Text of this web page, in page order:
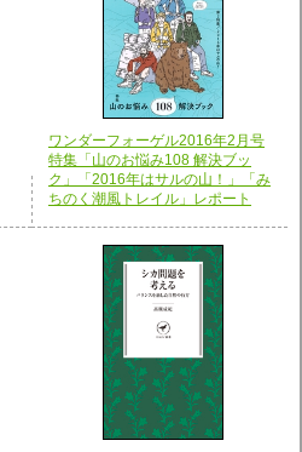
ワンダーフォーゲル2016年2月号
特集「山のお悩み108 解決ブッ
ク」「2016年はサルの山！」「み
ちのく潮風トレイル」レポート